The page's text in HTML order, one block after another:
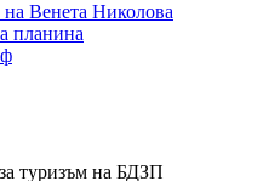
Венета Николова
планина
туризъм на БДЗП